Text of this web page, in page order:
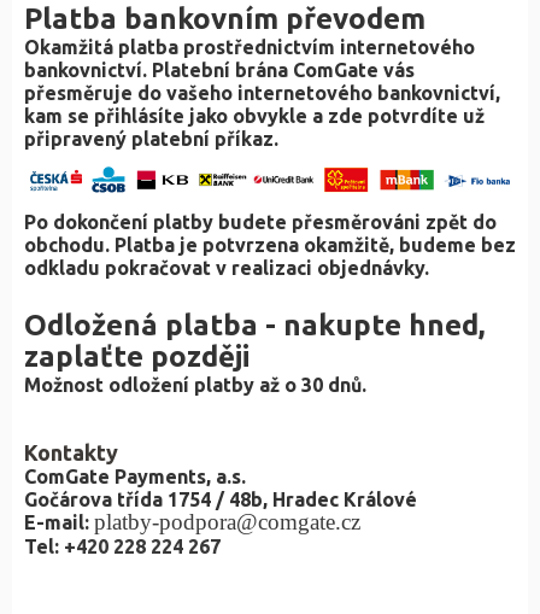
Platba bankovním převodem
Okamžitá platba prostřednictvím internetového
bankovnictví. Platební brána ComGate vás
přesměruje do vašeho internetového bankovnictví,
kam se přihlásíte jako obvykle a zde potvrdíte už
připravený platební příkaz.
Po dokončení platby budete přesměrováni zpět do
obchodu. Platba je potvrzena okamžitě, budeme bez
odkladu pokračovat v realizaci objednávky.
Odložená platba - nakupte hned,
zaplaťte později
Možnost odložení platby až o 30 dnů.
Kontakty
ComGate Payments, a.s.
Gočárova třída 1754 / 48b, Hradec Králové
E-mail: platby-podpora@comgate.cz
Tel: +420 228 224 267